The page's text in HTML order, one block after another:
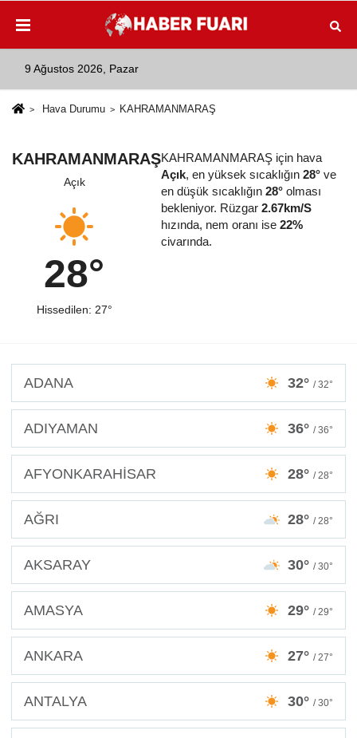
9 Ağustos 2026, Pazar
Hava Durumu KAHRAMANMARAŞ
KAHRAMANMARAŞ
Açık
28°
Hissedilen: 27°
KAHRAMANMARAŞ için hava
Açık, en yüksek sıcaklığın 28°ve
en düşük sıcaklığın 28°olması
bekleniyor. Rüzgar 2.67km/S
hızında, nem oranı ise 22%
civarında.
ADANA 32° / 32°
ADIYAMAN 36° / 36°
AFYONKARAHİSAR 28° / 28°
AĞRI 28° / 28°
AKSARAY 30° / 30°
AMASYA 29° / 29°
ANKARA 27° / 27°
ANTALYA 30° / 30°